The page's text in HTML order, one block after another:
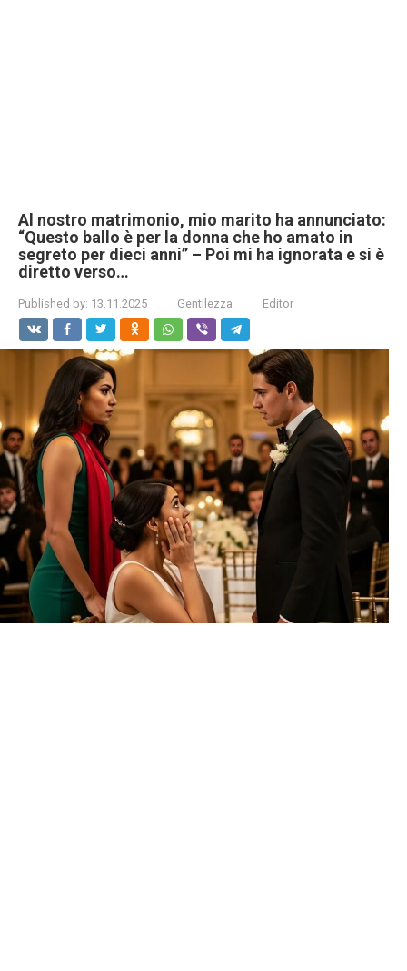
Al nostro matrimonio, mio marito ha annunciato:
“Questo ballo è per la donna che ho amato in
segreto per dieci anni” – Poi mi ha ignorata e si è
diretto verso…
Published by: 13.11.2025 Gentilezza Editor